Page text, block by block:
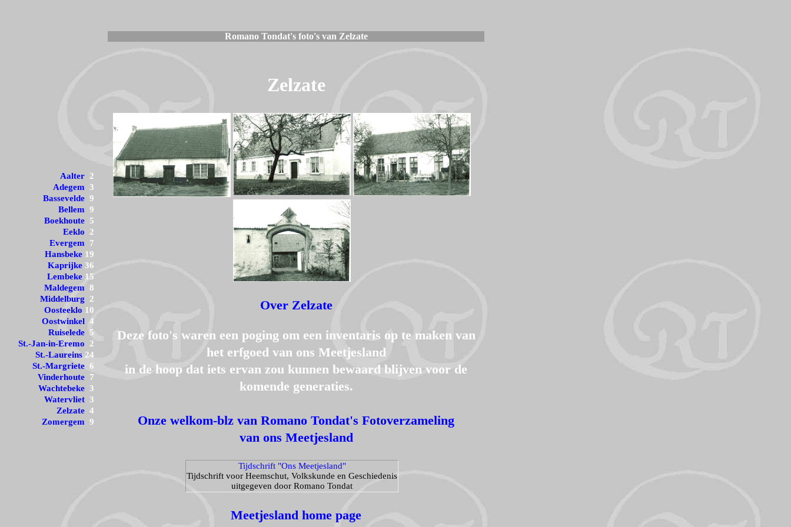
Romano Tondat's foto's van Zelzate
Zelzate
Over Zelzate
Deze foto's waren een poging om een inventaris op te maken van
het erfgoed van ons Meetjesland
in de hoop dat iets ervan zou kunnen bewaard blijven voor de
komende generaties.
Onze welkom-blz van Romano Tondat's Fotoverzameling
van ons Meetjesland
Tijdschrift "Ons Meetjesland"
Tijdschrift voor Heemschut, Volkskunde en Geschiedenis
uitgegeven door Romano Tondat
Meetjesland home page
Aalter 2
Adegem 3
Bassevelde 9
Bellem 9
Boekhoute 5
Eeklo 2
Evergem 7
Hansbeke 19
Kaprijke 36
Lembeke 15
Maldegem 8
Middelburg 2
Oosteeklo 10
Oostwinkel 4
Ruiselede 5
St.-Jan-in-Eremo 2
St.-Laureins 24
St.-Margriete 6
Vinderhoute 7
Wachtebeke 3
Watervliet 3
Zelzate 4
Zomergem 9